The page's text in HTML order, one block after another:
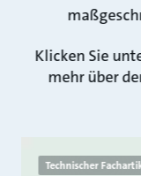
Klicken Sie
mehr über
Technischer